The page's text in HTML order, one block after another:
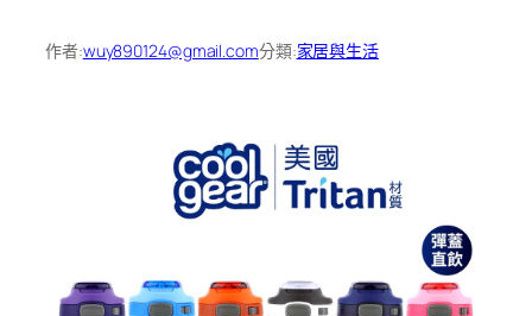
作者:wuy890124@gmail.com分類:家居與生活